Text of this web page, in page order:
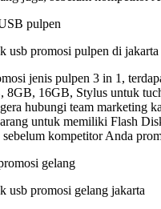
pulpen
jenis pulpen 3 in 1,
8GB, 16GB, Stylus untuk
hubungi team marketing
untuk memiliki Flash
sebelum kompetitor Anda
gelang